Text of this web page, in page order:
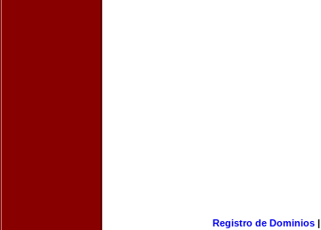
Registro de Dominios|